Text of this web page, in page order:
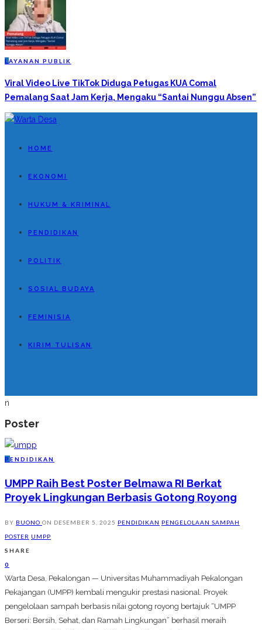
L AYANAN PUBLIK
Viral Video Live TikTok Diduga Petugas KUA Comal
Pemalang Saat Jam Kerja, Mengaku “Santai Nunggu Absen”
HOME
EKONOMI
HUKUM & KRIMINAL
PENDIDIKAN
POLITIK
SOSIAL BUDAYA
FEMINISIA
KIRIM TULISAN
n
Poster
P ENDIDIKAN
UMPP Raih Best Poster Belmawa RI Berkat
Proyek Lingkungan Berbasis Gotong Royong
BY BUONO ON DESEMBER 5, 2025 PENDIDIKAN PENGELOLAAN SAMPAH
POSTER UMPP
SHARE
0
Warta Desa, Pekalongan — Universitas Muhammadiyah Pekalongan
Pekajangan (UMPP) kembali mengukir prestasi nasional. Proyek
pengelolaan sampah berbasis nilai gotong royong bertajuk “UMPP
Berseri: Bersih, Sehat, dan Ramah Lingkungan” berhasil meraih